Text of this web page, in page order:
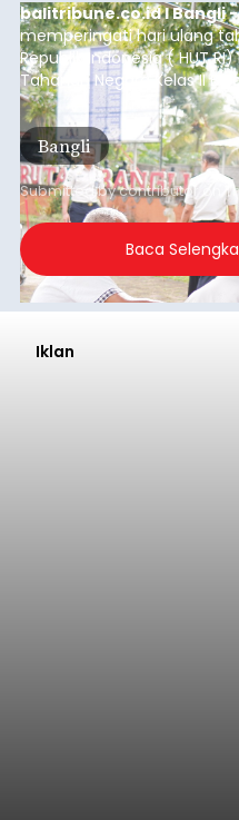
balitribune.co.id I Bangli
memperingati hari ulang
Republik Indonesia ( HUT
Tahanan Negara Kelas II B
kegiatan pemeriksaan
(6/8/2026).
Bangli
Submitted bycontributor
Baca
Iklan